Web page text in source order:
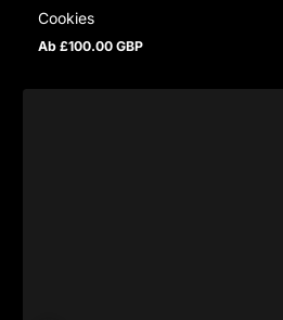
Cookies
Regulärer Preis
Ab £100.00 GBP